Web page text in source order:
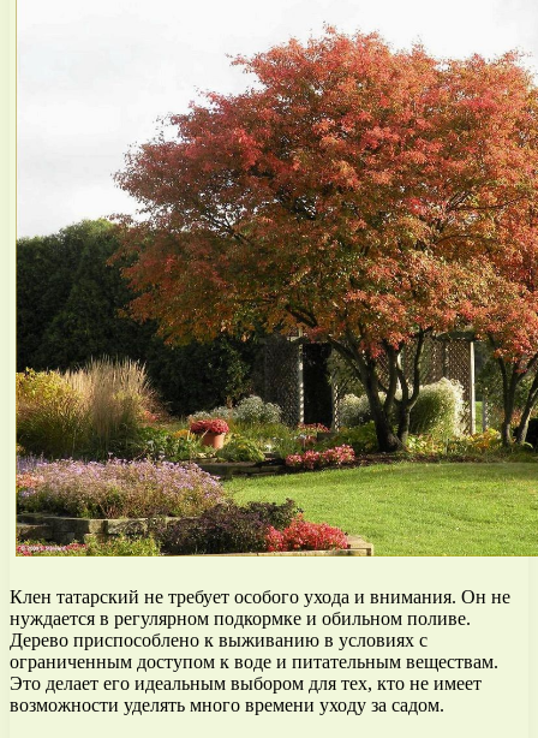
Клен татарский не требует особого ухода и внимания. Он не
нуждается в регулярном подкормке и обильном поливе.
Дерево приспособлено к выживанию в условиях с
ограниченным доступом к воде и питательным веществам.
Это делает его идеальным выбором для тех, кто не имеет
возможности уделять много времени уходу за садом.